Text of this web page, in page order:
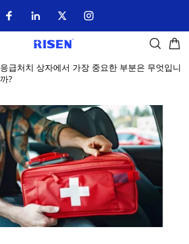
응급처치 상자에서 가장 중요한 부분은 무엇입니
까?